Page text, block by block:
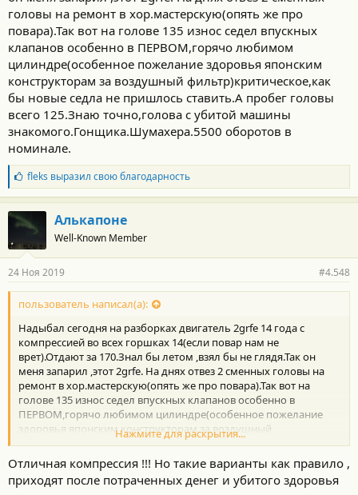
головы на ремонт в хор.мастерскую(опять же про
повара).Так вот на голове 135 износ седел впускных
клапанов особенно в ПЕРВОМ,горячо любимом
цилиндре(особенное пожелание здоровья японским
конструкторам за воздушный фильтр)критическое,как
бы новые седла не пришлось ставить.А пробег головы
всего 125.Знаю точно,голова с убитой машины
знакомого.Гонщика.Шумахера.5500 оборотов в
номинале.
Б
л
а
г
о
а
н
о
с
и
:
fleks выразил свою благодарность
Алькапоне
Well-Known Member
24 Ноя 2019 #4.548
пользователь написал(а):
Надыбал сегодня на разборках двигатель 2grfe 14 года с
компрессией во всех горшках 14(если повар нам не
врет).Отдают за 170.Знал бы летом ,взял бы не глядя.Так он
меня запарил ,этот 2grfe. На днях отвез 2 сменных головы на
ремонт в хор.мастерскую(опять же про повара).Так вот на
голове 135 износ седел впускных клапанов особенно в
ПЕРВОМ,горячо любимом цилиндре(особенное пожелание
здоровья японским конструкторам за воздушный
фильтр)критическое,как бы новые седла не пришлось
ставить.А пробег головы всего 125.Знаю точно,голова с убитой
машины знакомого.Гонщика.Шумахера.5500 оборотов в
номинале.
Нажмите для раскрытия...
Отличная компрессия !!! Но такие варианты как правило ,
приходят после потраченных денег и убитого здоровья